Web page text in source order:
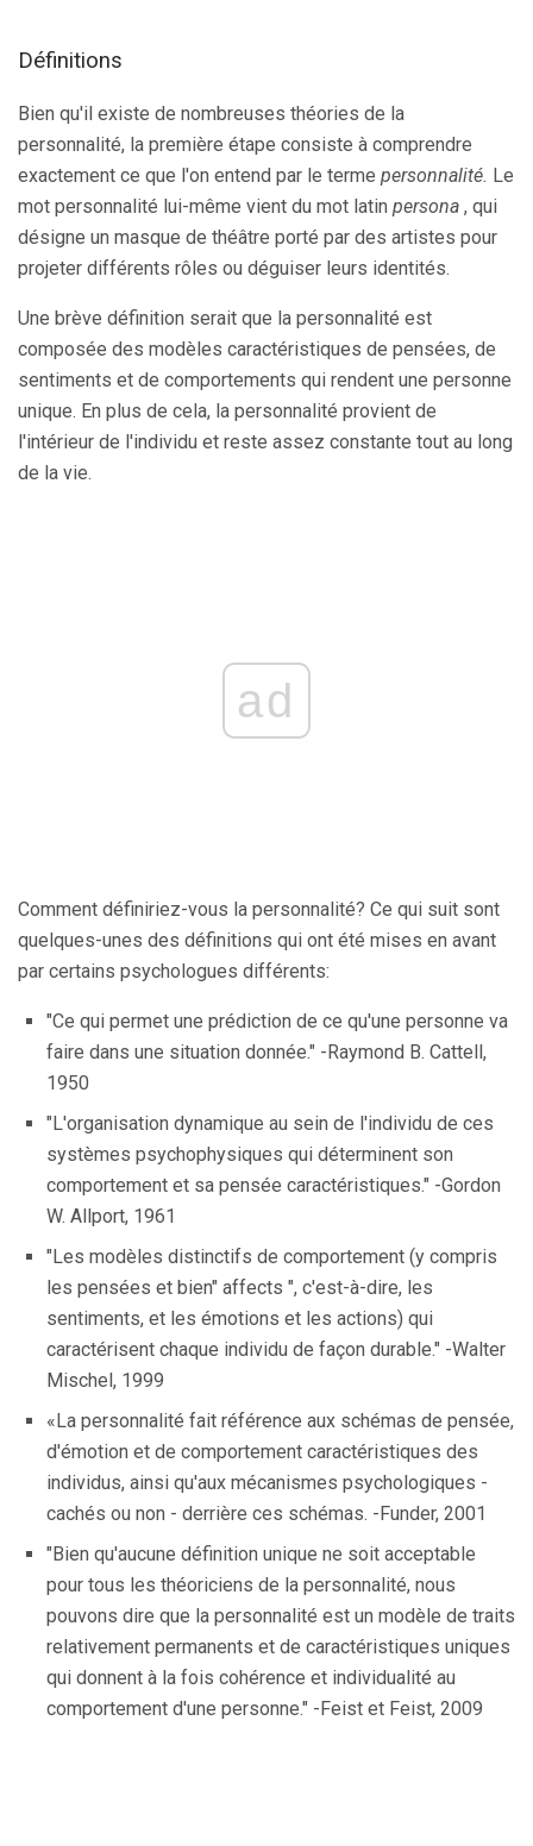
Définitions
Bien qu'il existe de nombreuses théories de la
personnalité, la première étape consiste à comprendre
exactement ce que l'on entend par le terme personnalité. Le
mot personnalité lui-même vient du mot latin persona , qui
désigne un masque de théâtre porté par des artistes pour
projeter différents rôles ou déguiser leurs identités.
Une brève définition serait que la personnalité est
composée des modèles caractéristiques de pensées, de
sentiments et de comportements qui rendent une personne
unique. En plus de cela, la personnalité provient de
l'intérieur de l'individu et reste assez constante tout au long
de la vie.
ad
Comment définiriez-vous la personnalité? Ce qui suit sont
quelques-unes des définitions qui ont été mises en avant
par certains psychologues différents:
"Ce qui permet une prédiction de ce qu'une personne va
faire dans une situation donnée." -Raymond B. Cattell,
1950
"L'organisation dynamique au sein de l'individu de ces
systèmes psychophysiques qui déterminent son
comportement et sa pensée caractéristiques." -Gordon
W. Allport, 1961
"Les modèles distinctifs de comportement (y compris
les pensées et bien" affects ", c'est-à-dire, les
sentiments, et les émotions et les actions) qui
caractérisent chaque individu de façon durable." -Walter
Mischel, 1999
«La personnalité fait référence aux schémas de pensée,
d'émotion et de comportement caractéristiques des
individus, ainsi qu'aux mécanismes psychologiques -
cachés ou non - derrière ces schémas. -Funder, 2001
"Bien qu'aucune définition unique ne soit acceptable
pour tous les théoriciens de la personnalité, nous
pouvons dire que la personnalité est un modèle de traits
relativement permanents et de caractéristiques uniques
qui donnent à la fois cohérence et individualité au
comportement d'une personne." -Feist et Feist, 2009